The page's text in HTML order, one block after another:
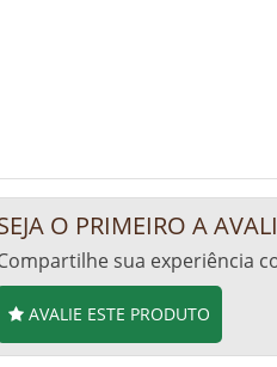
O PRIMEIRO A
sua experiência
AVALIE ESTE PRODUTO